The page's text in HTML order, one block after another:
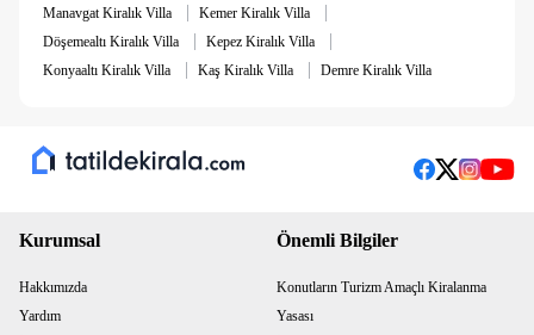
Manavgat Kiralık Villa | Kemer Kiralık Villa |
Döşemealtı Kiralık Villa | Kepez Kiralık Villa |
Konyaaltı Kiralık Villa | Kaş Kiralık Villa | Demre Kiralık Villa
Kurumsal
Hakkımızda
Yardım
Önemli Bilgiler
Konutların Turizm Amaçlı Kiralanma
Yasası